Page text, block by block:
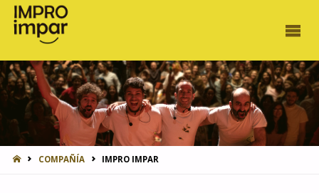
INICIOCOMPAÑÍA IMPRO IMPAR